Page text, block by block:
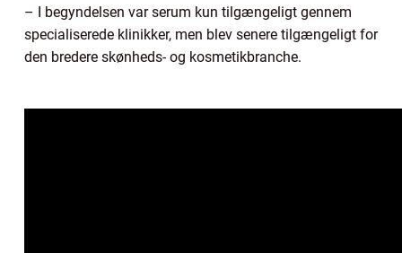
– I begyndelsen var serum kun tilgængeligt gennem
specialiserede klinikker, men blev senere tilgængeligt for
den bredere skønheds- og kosmetikbranche.